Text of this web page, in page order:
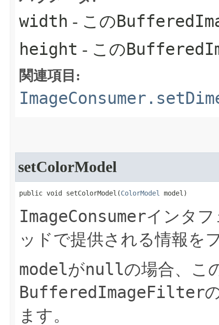
width - この
height - この
関連項目:
setColorModel
public void setColorModel​(ColorModel model)
ImageConsumerインタ
ッドで提供される情報を
modelがnullの場合、こ
BufferedImageFilter
ます。